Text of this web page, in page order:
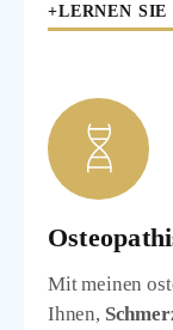
+LERNEN
Mit meinen
Ihnen,